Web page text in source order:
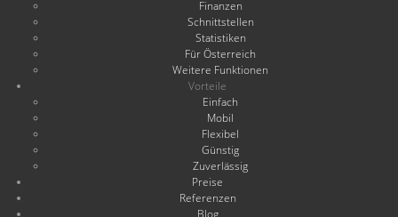
Finanzen
Schnittstellen
Statistiken
Für Österreich
Weitere Funktionen
Vorteile
Einfach
Mobil
Flexibel
Günstig
Zuverlässig
Preise
Referenzen
Blog